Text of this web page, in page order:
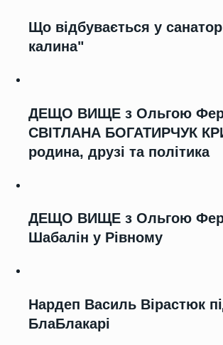
Що відбувається у
калина"
ДЕЩО ВИЩЕ з Ольгою
СВІТЛАНА БОГАТИРЧУК
родина, друзі та політика
ДЕЩО ВИЩЕ з Ольгою
Шабалін у Рівному
Нардеп Василь Вірастюк
БлаБлакарі